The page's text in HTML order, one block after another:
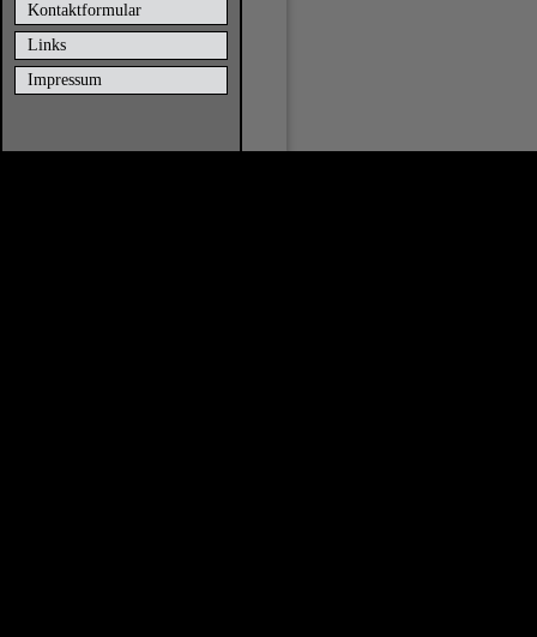
Kontaktformular
Links
Impressum